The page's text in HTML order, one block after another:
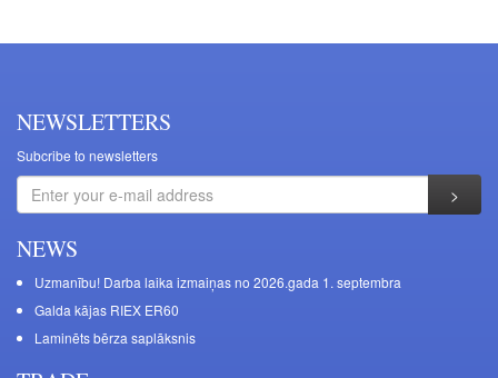
NEWSLETTERS
Subcribe to newsletters
NEWS
Uzmanību! Darba laika izmaiņas no 2026.gada 1. septembra
Galda kājas RIEX ER60
Laminēts bērza saplāksnis